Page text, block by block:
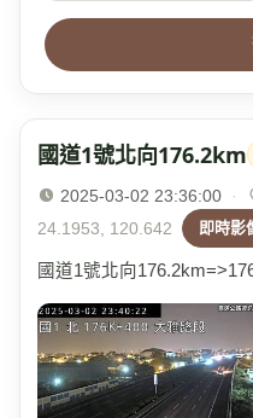
國道1號北向176.2km
2025-03-02 23:36:00 ·
24.1953, 120.642
即時影
國道1號北向